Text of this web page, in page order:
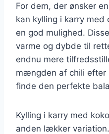
For dem, der ønsker
kan kylling i karry
en god mulighed.
varme og dybde til
endnu mere
mængden af chili efter
finde den perfekte
Kylling i karry med
anden lækker